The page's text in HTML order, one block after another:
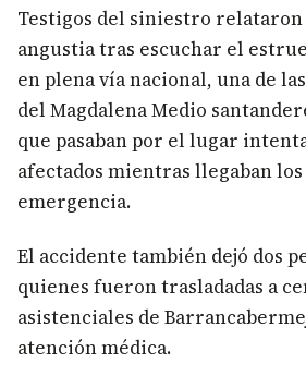
Testigos del siniestro relataron
angustia tras escuchar el
en plena vía nacional, una de
del Magdalena Medio
que pasaban por el lugar
afectados mientras llegaban
emergencia.
El accidente también dejó dos
quienes fueron trasladadas a
asistenciales de
atención médica.